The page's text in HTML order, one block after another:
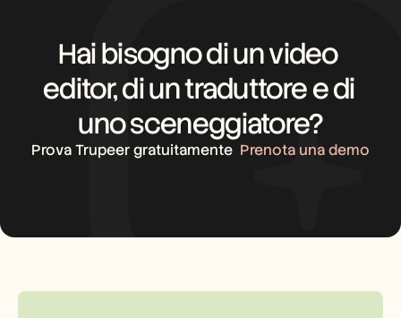
Hai bisogno di un video
editor, di un traduttore e di
uno sceneggiatore?
Prova Trupeer gratuitamente Prenota una demo